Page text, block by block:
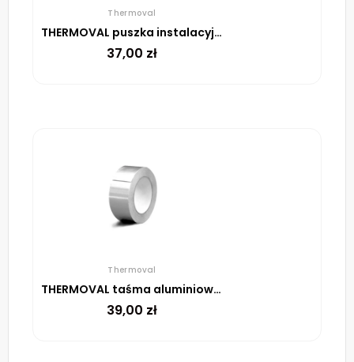
Thermoval
THERMOVAL puszka instalacyjna 11 P/C
37,00 zł
Thermoval
THERMOVAL taśma aluminiowa samoprzylepna, 48 mm, rolka 45 m
39,00 zł